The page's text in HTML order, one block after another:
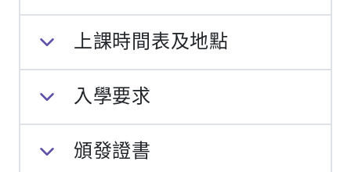
上課時間表及地點
入學要求
頒發證書